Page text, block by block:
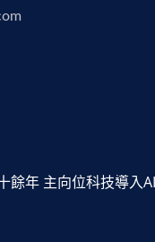
餘年 主向位科技導入